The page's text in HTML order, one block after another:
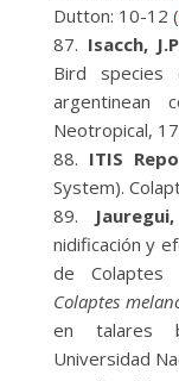
Dutton: 10-12 (
Isacch,
Bird species
argentinean
Neotropical,
ITIS
System).
nidificación y
de Colaptes
Colaptes
en talares
Universidad